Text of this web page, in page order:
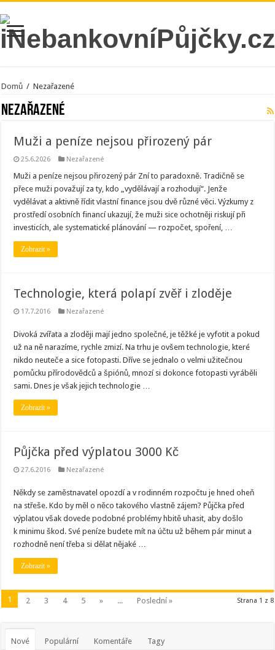
Domů / Nezařazené
Nezařazené
Muži a peníze nejsou přirozený pár
25.6.2026 Nezařazené
Muži a peníze nejsou přirozený pár Zní to paradoxně. Tradičně se
přece muži považují za ty, kdo „vydělávají a rozhodují“. Jenže
vydělávat a aktivně řídit vlastní finance jsou dvě různé věci. Výzkumy z
prostředí osobních financí ukazují, že muži sice ochotněji riskují při
investicích, ale systematické plánování — rozpočet, spoření, …
Zobrazit »
Technologie, která polapí zvěř i zloděje
17.7.2016 Nezařazené
Divoká zvířata a zloději mají jedno společné, je těžké je vyfotit a pokud
už na ně narazíme, rychle zmizí. Na trhu je ovšem technologie, které
nikdo neuteče a sice fotopasti. Dříve se jednalo o velmi užitečnou
pomůcku přírodovědců a špiónů, mnozí si dokonce fotopasti vyráběli
sami. Dnes je však jejich technologie …
Zobrazit »
Půjčka před výplatou 3000 Kč
27.6.2016 Nezařazené
Někdy se zaměstnavatel opozdí a v rodinném rozpočtu je hned oheň
na střeše. Kdo by měl o něco takového vlastně zájem? Půjčka před
výplatou však dovede podobné problémy hbitě uhasit, aby došlo
k minimu škod. Své peníze budete mít na účtu už během pár minut a
rozhodně není třeba si dělat nějaké …
Zobrazit »
Strana 1 z 8
1 2 3 4 5 » ... Poslední »
Nové Populární Komentáře Tagy